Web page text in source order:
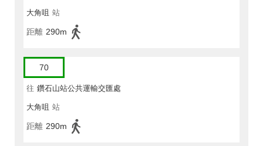
大角咀 站
距離 290m
70
往 鑽石山站公共運輸交匯處
大角咀 站
距離 290m